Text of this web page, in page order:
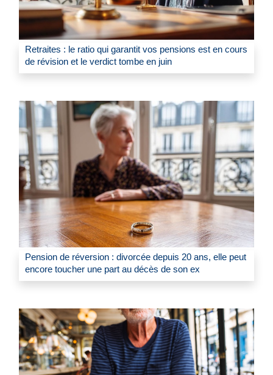
Retraites : le ratio qui garantit vos pensions est en cours
de révision et le verdict tombe en juin
Pension de réversion : divorcée depuis 20 ans, elle peut
encore toucher une part au décès de son ex